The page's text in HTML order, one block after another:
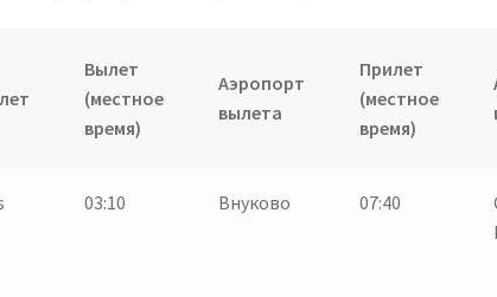
Вылет
(местное
время)
Аэропорт
вылета
Прилет
(местное
время)
03:10 Внуково 07:40